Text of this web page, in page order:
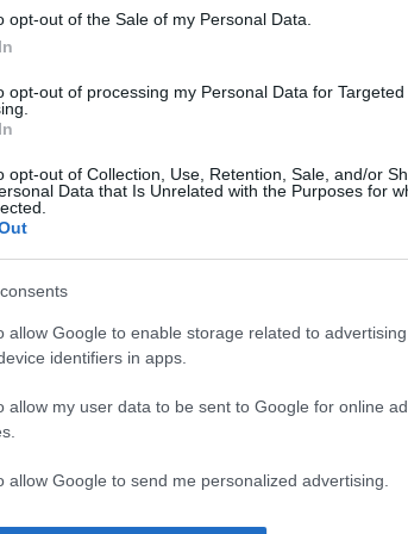
opt-out of the Sale of my Personal Data.
opt-out of processing my Personal Data for Targeted
opt-out of Collection, Use, Retention, Sale, and/or
Data that Is Unrelated with the Purposes for
allow Google to enable storage related to
identifiers in apps.
allow my user data to be sent to Google for online
allow Google to send me personalized advertising.
agyát, hogy a betegséget diagnosztizálnák, így
éppen azért bukik el, mert a páciensek túl
a készítményeket.
amely a tünetek jelentkezése előtt képes
segíthet a szakembereknek abban, hogy a
a készítmények hatékonysága is könnyebben
Alzheimer-kór a demencia leggyakoribb
járó szellemi leépülés. A betegek száma
örömmel üdvözölték a mostani eredményeket,
ahhoz, hogy egy ilyen vérteszt használatba